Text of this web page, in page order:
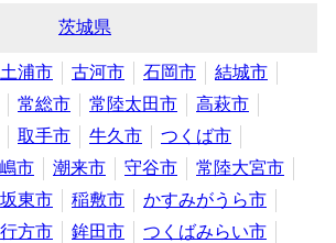
茨城県
土浦市 古河市 石岡市
結城市
常総市 常陸太田市
高萩市
取手市 牛久市
つくば市
市 潮来市 守谷市
常陸大宮市
坂東市 稲敷市
かすみがうら市
行方市 鉾田市
つくばみらい市